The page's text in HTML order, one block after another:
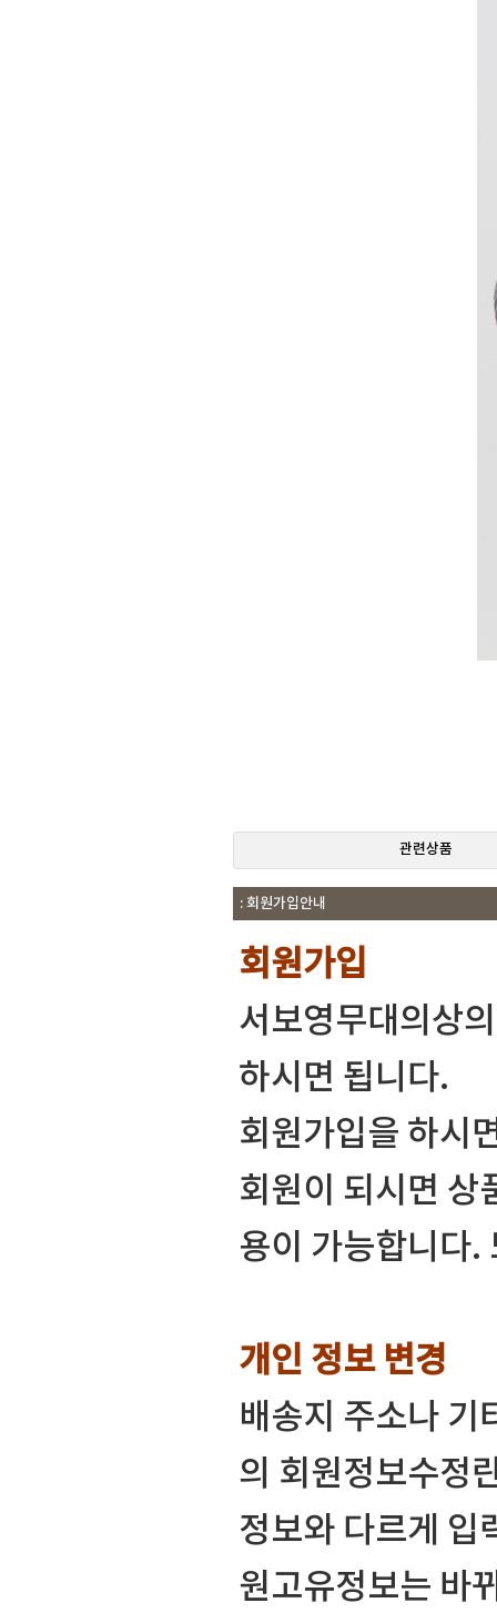
관련상품
: 회원가입안내
회원가입
서보영무대의상
하시면 됩니다.
회원가입을 하시
회원이 되시면 상
용이 가능합니다.
개인 정보 변경
배송지 주소나 기
의 회원정보수정
정보와 다르게 입
원고유정보는 바